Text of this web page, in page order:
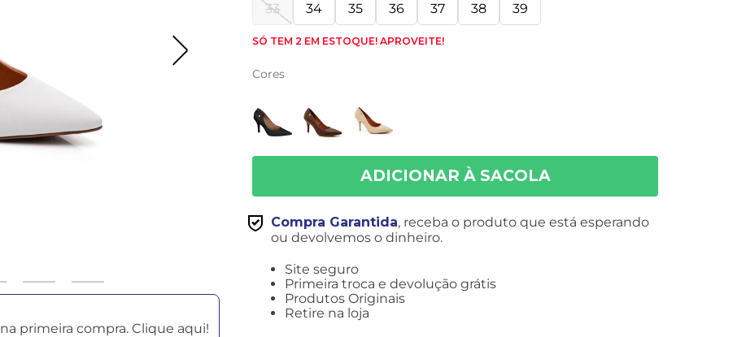
na primeira compra. Clique aqui!
33 34 35 36 37 38 39
SÓ TEM 2 EM ESTOQUE! APROVEITE!
Cores
Compra Garantida, receba o produto que está esperando
ou devolvemos o dinheiro.
Site seguro
Primeira troca e devolução grátis
Produtos Originais
Retire na loja